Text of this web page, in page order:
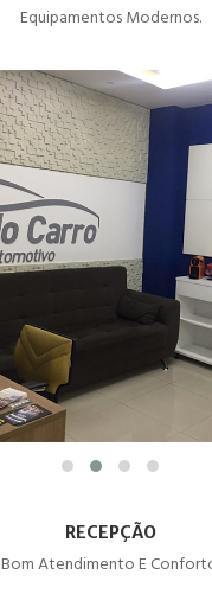
Equipamentos Modernos.
RECEPÇÃO
Bom Atendimento E